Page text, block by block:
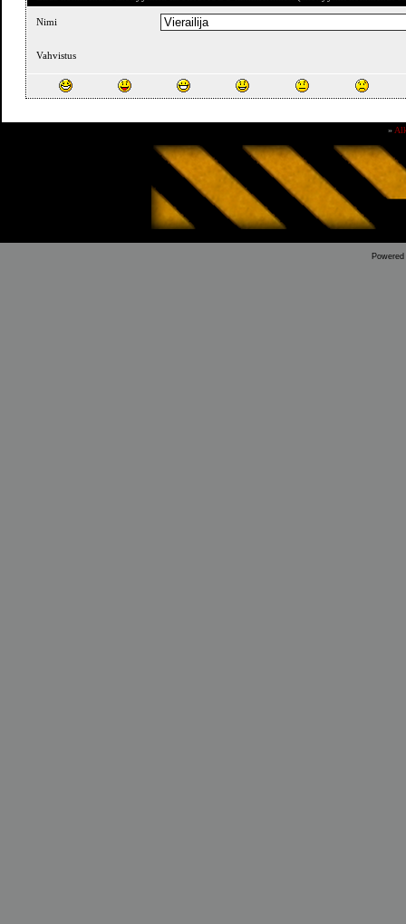
Nimi
Vahvistus
»